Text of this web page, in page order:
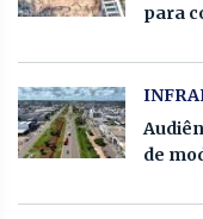
para
de